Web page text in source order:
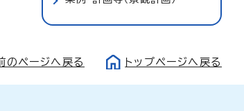
のページへ戻る トップページへ戻る